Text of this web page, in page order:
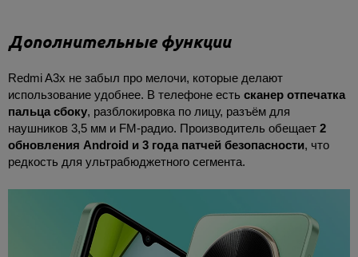
Дополнительные функции
Redmi A3x не забыл про мелочи, которые делают
использование удобнее. В телефоне есть сканер отпечатка
пальца сбоку, разблокировка по лицу, разъём для
наушников 3,5 мм и FM-радио. Производитель обещает 2
обновления Android и 3 года патчей безопасности, что
редкость для ультрабюджетного сегмента.